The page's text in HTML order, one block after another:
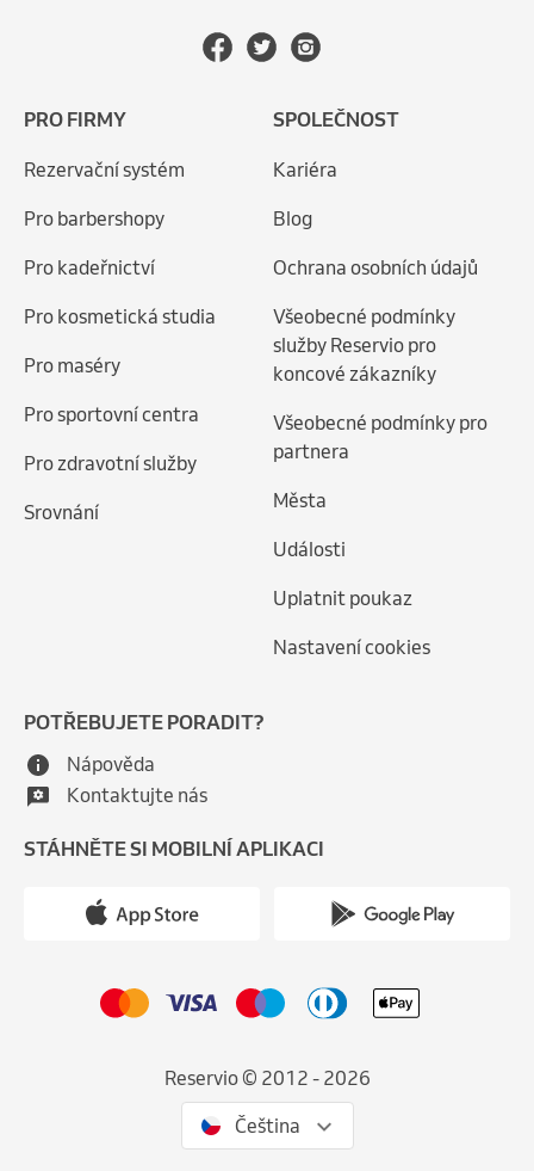
PRO FIRMY
Rezervační systém
Pro barbershopy
Pro kadeřnictví
Pro kosmetická studia
Pro maséry
Pro sportovní centra
Pro zdravotní služby
Srovnání
SPOLEČNOST
Kariéra
Blog
Ochrana osobních údajů
Všeobecné podmínky
služby Reservio pro
koncové zákazníky
Všeobecné podmínky pro
partnera
Města
Události
Uplatnit poukaz
Nastavení cookies
POTŘEBUJETE PORADIT?
Nápověda
Kontaktujte nás
STÁHNĚTE SI MOBILNÍ APLIKACI
Reservio © 2012 - 2026
Čeština